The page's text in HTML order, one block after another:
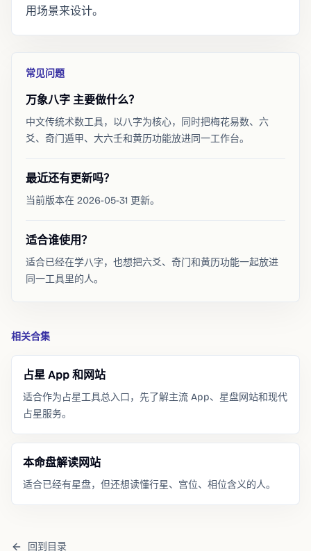
用场景来设计。
常见问题
万象八字 主要做什么？
中文传统术数工具，以八字为核心，同时把梅花易数、六
爻、奇门遁甲、大六壬和黄历功能放进同一工作台。
最近还有更新吗？
当前版本在 2026-05-31 更新。
适合谁使用？
适合已经在学八字，也想把六爻、奇门和黄历功能一起放进
同一工具里的人。
相关合集
占星 App 和网站
适合作为占星工具总入口，先了解主流 App、星盘网站和现代
占星服务。
本命盘解读网站
适合已经有星盘，但还想读懂行星、宫位、相位含义的人。
回到目录